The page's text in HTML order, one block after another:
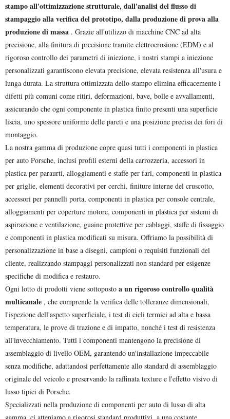
stampo all'ottimizzazione strutturale, dall'analisi del flusso di
stampaggio alla verifica del prototipo, dalla produzione di prova alla
produzione di massa . Grazie all'utilizzo di macchine CNC ad alta
precisione, alla finitura di precisione tramite elettroerosione (EDM) e al
rigoroso controllo dei parametri di iniezione, i nostri stampi a iniezione
personalizzati garantiscono elevata precisione, elevata resistenza all'usura e
lunga durata. La struttura ottimizzata dello stampo elimina efficacemente i
difetti più comuni come ritiri, deformazioni, bave, bolle e avvallamenti,
assicurando che ogni componente in plastica finito presenti una superficie
liscia, uno spessore uniforme delle pareti e una posizione precisa dei fori di
montaggio.
La nostra gamma di produzione copre quasi tutti i componenti in plastica
per auto Porsche, inclusi profili esterni della carrozzeria, accessori in
plastica per paraurti, alloggiamenti e staffe per fari, componenti in plastica
per griglie, elementi decorativi per cerchi, finiture interne del cruscotto,
accessori per pannelli porta, componenti in plastica per console centrale,
alloggiamenti per coperture motore, componenti in plastica per sistemi di
aspirazione e ventilazione, guaine protettive per cablaggi, staffe di fissaggio
e componenti in plastica modificati su misura. Offriamo la possibilità di
personalizzazione in base a disegni, campioni o requisiti funzionali del
cliente, realizzando stampaggi personalizzati non standard per esigenze
specifiche di modifica e restauro.
Ogni lotto di prodotti viene sottoposto a un rigoroso controllo qualità
multicanale , che comprende la verifica delle tolleranze dimensionali,
l'ispezione dell'aspetto superficiale, i test di cicli termici ad alta e bassa
temperatura, le prove di trazione e di impatto, nonché i test di resistenza
all'invecchiamento. Tutti i componenti mantengono la precisione di
assemblaggio di livello OEM, garantendo un'installazione impeccabile
senza modifiche, adattandosi perfettamente allo standard di assemblaggio
originale del veicolo e preservando la raffinata texture e l'effetto visivo di
lusso tipici di Porsche.
Specializzati nella produzione di componenti per auto di lusso di alta